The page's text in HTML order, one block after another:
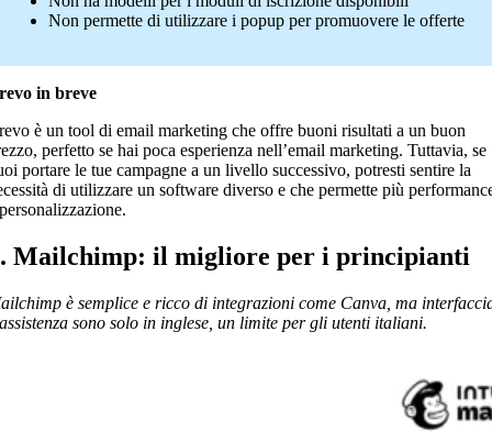
Non permette di utilizzare i popup per promuovere le offerte
in breve
è un tool di email marketing che offre buoni risultati a un buon
perfetto se hai poca esperienza nell’email marketing. Tuttavia, se
portare le tue campagne a un livello successivo, potresti sentire la
di utilizzare un software diverso e che permette più
Mailchimp: il migliore per i principianti
è semplice e ricco di integrazioni come Canva, ma
sono solo in inglese, un limite per gli utenti italiani.